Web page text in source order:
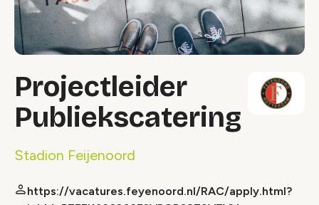
Projectleider
Publiekscatering
Stadion Feijenoord
https://vacatures.feyenoord.nl/RAC/apply.html?